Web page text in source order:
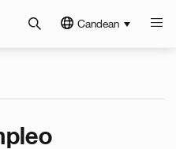
Candean